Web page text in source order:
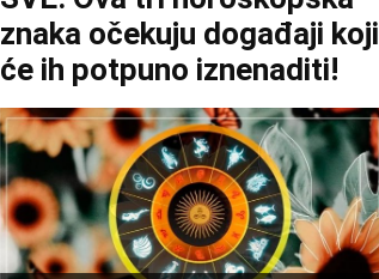
znaka očekuju događaji koji
će ih potpuno iznenaditi!